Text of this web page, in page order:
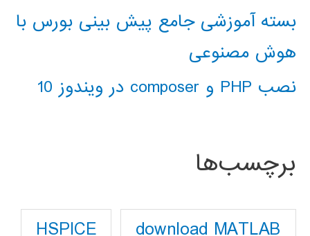
بسته آموزشی جامع پیش بینی بورس با
هوش مصنوعی
نصب PHP و composer در ویندوز 10
برچسب‌ها
download MATLAB
HSPICE